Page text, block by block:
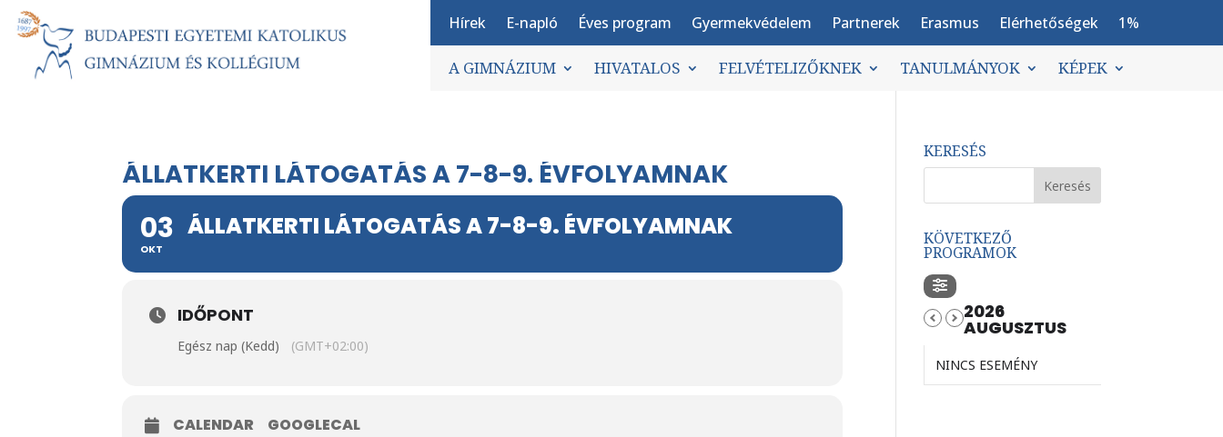
Hírek E-napló Éves program Gyermekvédelem Partnerek Erasmus Elérhetőségek 1%
A GIMNÁZIUM HIVATALOS FELVÉTELIZŐKNEK TANULMÁNYOK KÉPEK
ÁLLATKERTI LÁTOGATÁS A 7-8-9. ÉVFOLYAMNAK
03
OKT
ÁLLATKERTI LÁTOGATÁS A 7-8-9. ÉVFOLYAMNAK
IDŐPONT
Egész nap (Kedd) (GMT+02:00)
CALENDAR GOOGLECAL
KERESÉS
KÖVETKEZŐ
PROGRAMOK
2026
AUGUSZTUS
NINCS ESEMÉNY